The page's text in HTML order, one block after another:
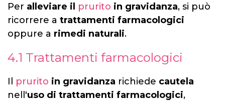
Per alleviare il prurito in gravidanza, si può
ricorrere a trattamenti farmacologici
oppure a rimedi naturali.
4.1 Trattamenti farmacologici
Il prurito in gravidanza richiede cautela
nell'uso di trattamenti farmacologici,